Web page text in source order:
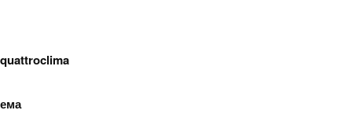
quattroclima